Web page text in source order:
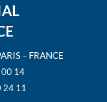
– FRANCE
00 14
24 11